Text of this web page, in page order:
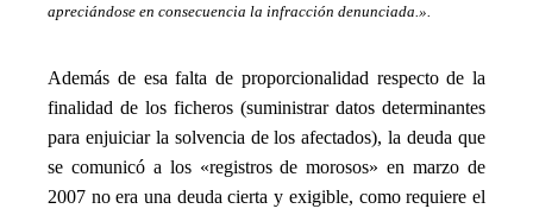
apreciándose en consecuencia la infracción denunciada.».
Además de esa falta de proporcionalidad respecto de la
finalidad de los ficheros (suministrar datos determinantes
para enjuiciar la solvencia de los afectados), la deuda que
se comunicó a los «registros de morosos» en marzo de
2007 no era una deuda cierta y exigible, como requiere el